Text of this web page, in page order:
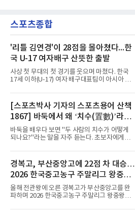
으로 골대 오른쪽 하단을 찔러 균형을 맞췄다.승
부는 승부차기로 갈렸다. LAFC는
럽 축구계에서 가장 촉망받는 젊은 감독을 데려
왔다고 밝혔다.이력은 이른 나이에 쌓였다. 서른
사령탑에 올라 첫 시즌 리그와 컵대회를 동시에
제패했고, 구단 역사상 처음으로 팀을 유럽축구
연맹(UEFA) 챔피언스리그 토너먼트에 올린 뒤
리그 2연패도 달성했다.아시아에서도 성과를 냈
다. 2023년 사우디아라비아 알아흘리로 옮겨
2024-2025시즌과 2025-2026시즌
스포츠종합
'리틀 김연경'이 28점을 몰아쳤다...한
국 U-17 여자배구 산뜻한 출발
사상 첫 무대의 첫 경기를 웃으며 마쳤다. 한국
17세 이하(U-17) 여자 배구대표팀이 아시아 챔
전을 승리로 장식했다.이승여 감독이 이끄는 한
국은 7일(한국시간) 칠레 로스 안데스의 리세오
믹스토 체육관에서 열린 2026 국제배구연맹
(FIVB) U-17 여자 세계선수권대회 조별리그 D조
1차전에서 푸에르토리코를 3-1(25-10 25-23
19-25 26-24)로 이겼다.승리의 중심에는 '리틀
김연경'으로 불리는 아웃사이드 히터 손서연(선
다. 장수인이 11점, 최민주가 8점, 어민서가 7점
으로 힘을 보탰다.승점 3을 챙긴 한
[스포츠박사 기자의 스포츠용어 산책
1867] 바둑에서 왜 ‘치수(置數)’라고
말할까
바둑을 배우다 보면 "두 사람의 치수가 어떻게
되나요?"라는 말을 자주 듣는다. 초보자에게는
'둘 치(置)'와 '셀 수(數)'를 쓴다. '돌을 놓는 수'라
는 의미이다. 두 사람이 대등하게 승부할 수 있도
록 약한 쪽에게 미리 흑돌을 놓아주는 개수를 가
리킨다. 오늘날의 접바둑에서 말하는 '두 점', '세
점'이 바로 치수다. (본 코너 1844회 ‘왜 '접바
둑'이라 말할까’ 참조)일본어에서도 같은 한자를
사용한다. 일본에서는 ‘置き石(오키이시, 놓는
경복고, 부산중앙고에 22점 차 대승…
2026 한국중고농구 주말리그 왕중왕
전 첫 승 신고
올해 전관왕에 오른 경복고가 부산중앙고를 완
파하며 2026 한국중고농구 주말리그 왕중왕전
해남 우슬체육관에서 열린 대회 남고부 예선리